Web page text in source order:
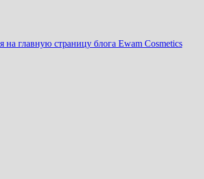
на главную страницу блога Ewam Cosmetics